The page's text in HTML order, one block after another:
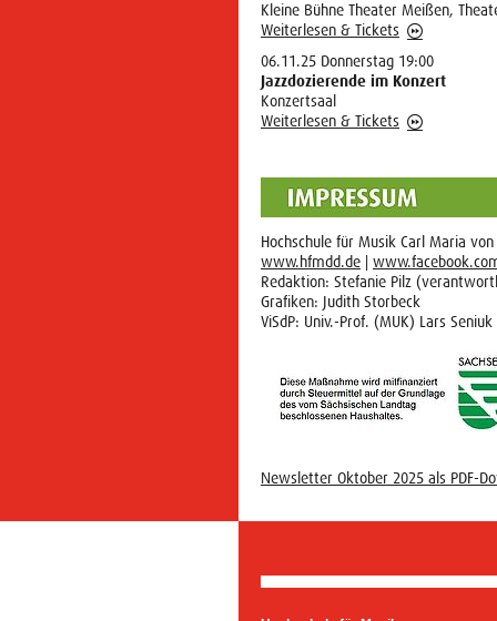
Kleine Bühne Theater Meißen,
Weiterlesen & Tickets
06.11.25 Donnerstag 19:00
Jazzdozierende im Konzert
Konzertsaal
Weiterlesen & Tickets
Hochschule für Musik Carl Maria
www.hfmdd.de
Redaktion: Stefanie Pilz
Grafiken: Judith Storbeck
ViSdP: Univ.-Prof. (MUK) Lars Seniuk
Newsletter Oktober 2025 als PDF-